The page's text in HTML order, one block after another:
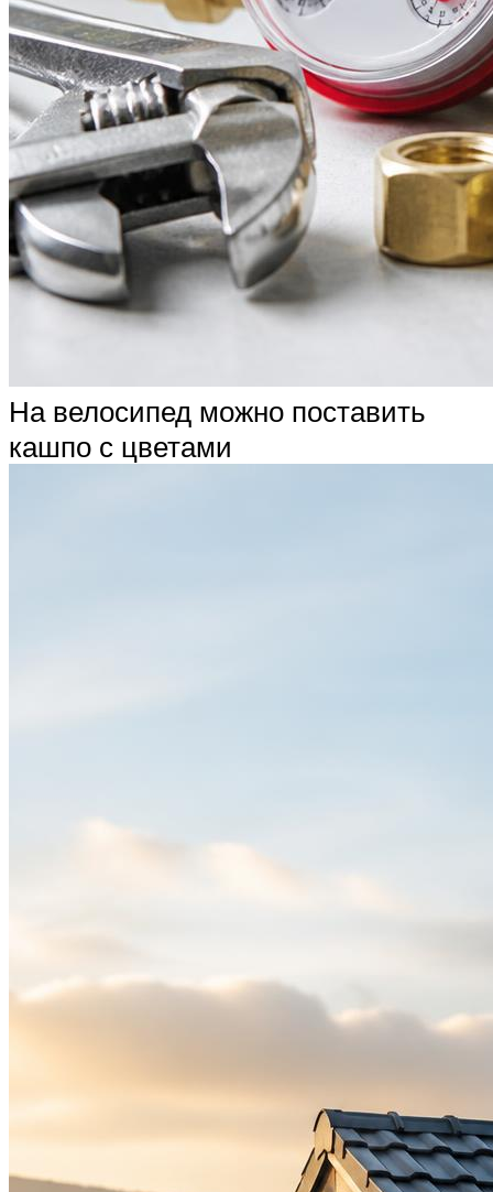
На велосипед можно поставить
кашпо с цветами